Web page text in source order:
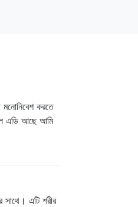
করতে
এডি আছে আমি
সাথে। এটি শরীর